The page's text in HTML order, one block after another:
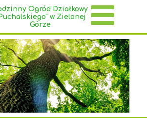
Ogród Działkowy
w Zielonej
Górze